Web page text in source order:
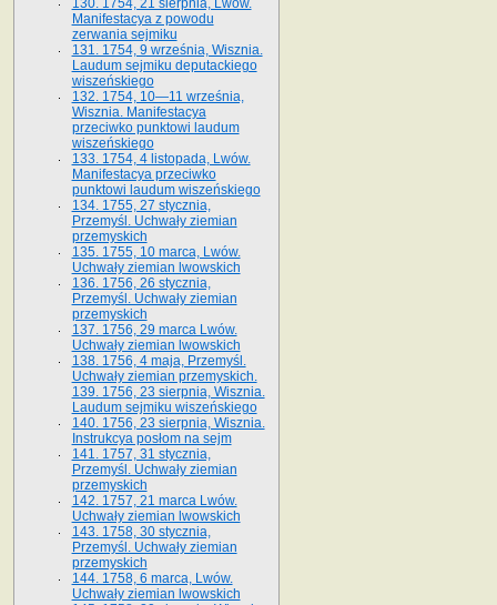
130. 1754, 21 sierpnia, Lwów.
Manifestacya z powodu
zerwania sejmiku
131. 1754, 9 września, Wisznia.
Laudum sejmiku deputackiego
wiszeńskiego
132. 1754, 10—11 września,
Wisznia. Manifestacya
przeciwko punktowi laudum
wiszeńskiego
133. 1754, 4 listopada, Lwów.
Manifestacya przeciwko
punktowi laudum wiszeńskiego
134. 1755, 27 stycznia,
Przemyśl. Uchwały ziemian
przemyskich
135. 1755, 10 marca, Lwów.
Uchwały ziemian lwowskich
136. 1756, 26 stycznia,
Przemyśl. Uchwały ziemian
przemyskich
137. 1756, 29 marca Lwów.
Uchwały ziemian lwowskich
138. 1756, 4 maja, Przemyśl.
Uchwały ziemian przemyskich.
139. 1756, 23 sierpnia, Wisznia.
Laudum sejmiku wiszeńskiego
140. 1756, 23 sierpnia, Wisznia.
Instrukcya posłom na sejm
141. 1757, 31 stycznia,
Przemyśl. Uchwały ziemian
przemyskich
142. 1757, 21 marca Lwów.
Uchwały ziemian lwowskich
143. 1758, 30 stycznia,
Przemyśl. Uchwały ziemian
przemyskich
144. 1758, 6 marca, Lwów.
Uchwały ziemian lwowskich